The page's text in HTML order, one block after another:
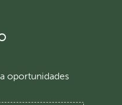
oportunidades